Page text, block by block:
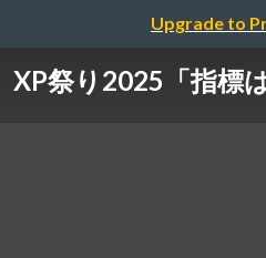
Upgrade to
XP祭り2025「指標